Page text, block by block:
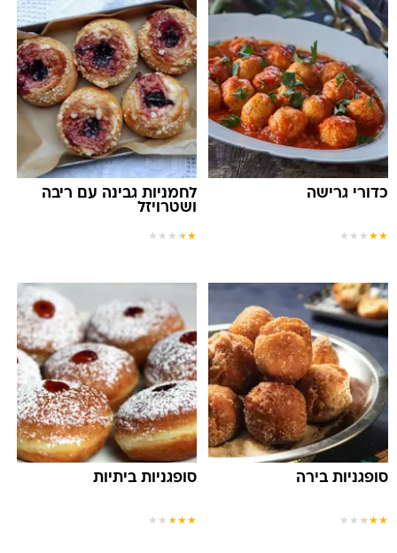
כדורי גרישה
★
★
★
★
★
לחמניות גבינה עם ריבה
ושטרויזל
★
★
★
★
★
סופגניות בירה
★
★
★
★
★
סופגניות ביתיות
★
★
★
★
★